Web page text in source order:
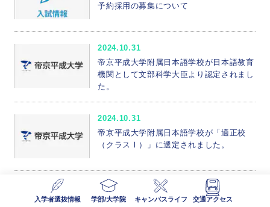
入学者選抜情報 学部/大学院 キャンパスライフ 交通アクセス
予約採用の募集について
2024.10.31
帝京平成大学附属日本語学校が日本語教育
機関として文部科学大臣より認定されまし
た。
2024.10.31
帝京平成大学附属日本語学校が「適正校
（クラスⅠ）」に選定されました。
2024.10.30
中野キャンパスで「健康茶房」を開催して